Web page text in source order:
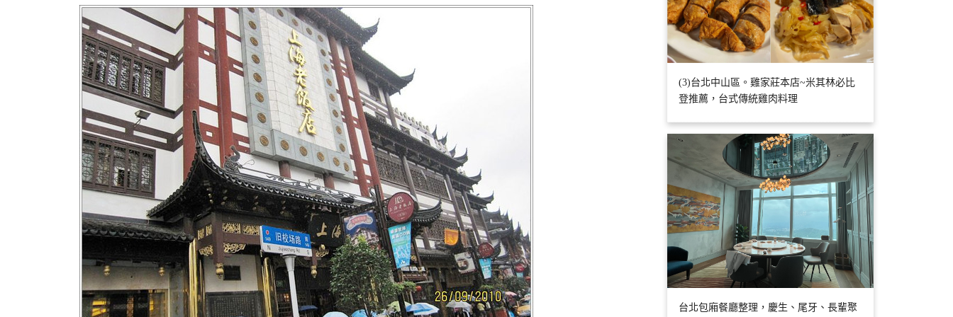
(3)台北中山區。雞家莊本店~米其林必比
登推薦，台式傳統雞肉料理
台北包廂餐廳整理，慶生、尾牙、長輩聚